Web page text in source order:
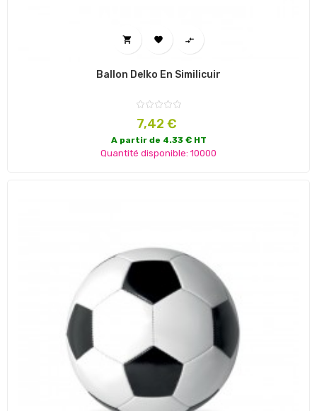
  
Ballon Delko En Similicuir
Prix
7,42 €
A partir de 4.33 € HT
Quantité disponible: 10000